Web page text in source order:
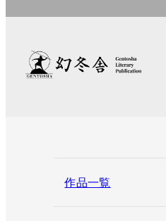
作品一覧